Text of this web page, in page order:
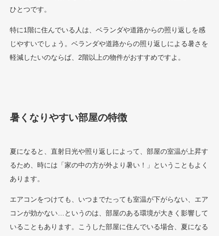
ひとつです。
特に1階に住んでいる人は、ベランダや道路からの照り返しを感
じやすいでしょう。ベランダや道路からの照り返しによる暑さを
軽減したいのならば、2階以上の物件がおすすめですよ。
暑くなりやすい部屋の特徴
夏になると、直射日光や照り返しによって、部屋の室温が上昇す
るため、時には「家の中の方が外より暑い！」ということもよく
あります。
エアコンをつけても、いつまでたっても室温が下がらない、エア
コンが効かない…というのは、部屋のある環境が大きく影響して
いることもあります。こうした部屋に住んでいる場合、夏になる